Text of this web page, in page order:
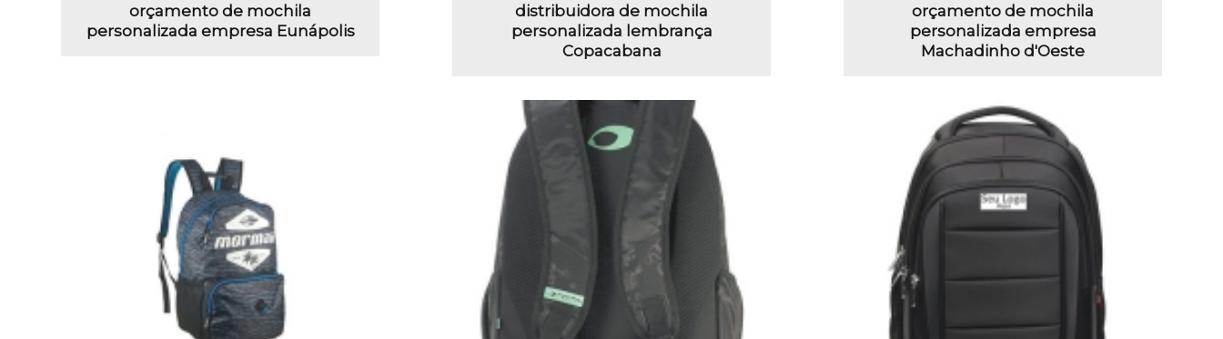
orçamento de mochila
personalizada empresa Eunápolis
distribuidora de mochila
personalizada lembrança
Copacabana
orçamento de mochila
personalizada empresa
Machadinho d'Oeste